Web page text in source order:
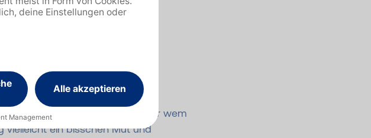
sich selbst gestellt zu sein, oder wem
vielleicht ein bisschen Mut und